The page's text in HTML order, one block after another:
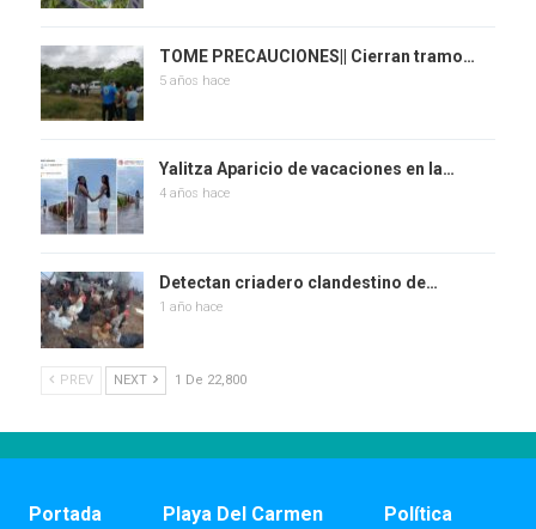
TOME PRECAUCIONES|| Cierran tramo…
5 años hace
Yalitza Aparicio de vacaciones en la…
4 años hace
Detectan criadero clandestino de…
1 año hace
PREV NEXT 1 De 22,800
Portada Playa Del Carmen Política